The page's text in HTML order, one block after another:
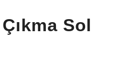
Sol